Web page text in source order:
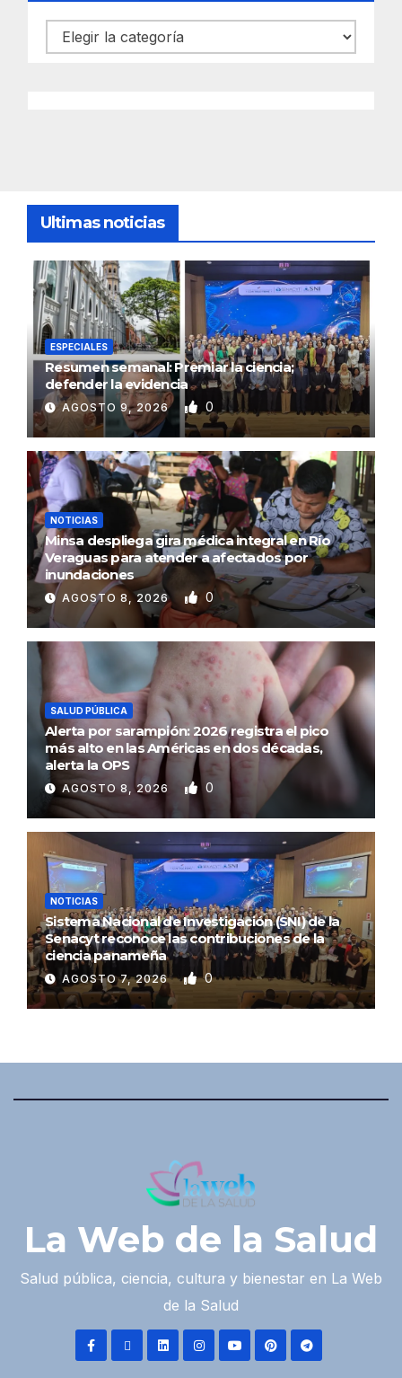
Categorías
Ultimas noticias
ESPECIALES
Resumen semanal: Premiar la ciencia;
defender la evidencia
AGOSTO 9, 2026 0
NOTICIAS
Minsa despliega gira médica integral en Río
Veraguas para atender a afectados por
inundaciones
AGOSTO 8, 2026 0
SALUD PÚBLICA
Alerta por sarampión: 2026 registra el pico
más alto en las Américas en dos décadas,
alerta la OPS
AGOSTO 8, 2026 0
NOTICIAS
Sistema Nacional de Investigación (SNI) de la
Senacyt reconoce las contribuciones de la
ciencia panameña
AGOSTO 7, 2026 0
La Web de la Salud
Salud pública, ciencia, cultura y bienestar en La Web
de la Salud